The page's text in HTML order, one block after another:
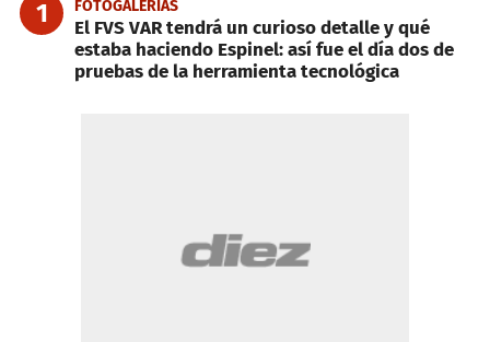
1 FOTOGALERIAS
El FVS VAR tendrá un curioso detalle y qué
estaba haciendo Espinel: así fue el día dos de
pruebas de la herramienta tecnológica